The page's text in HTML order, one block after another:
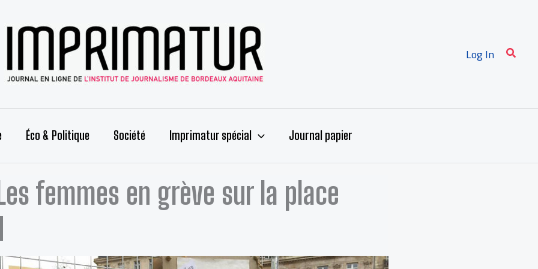
Log In
Éco & Politique Société Imprimatur spécial Journal papier
femmes en grève sur la place